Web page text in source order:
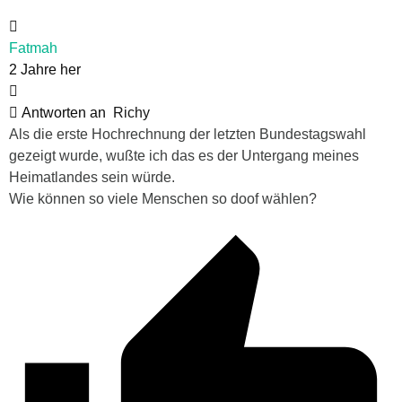
Fatmah
2 Jahre her
Antworten an
Richy
Als die erste Hochrechnung der letzten Bundestagswahl
gezeigt wurde, wußte ich das es der Untergang meines
Heimatlandes sein würde.
Wie können so viele Menschen so doof wählen?